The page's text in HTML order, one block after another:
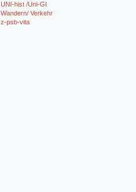
UNI-hist /Uni-GI
Wandern/ Verkehr
z-psb-vita